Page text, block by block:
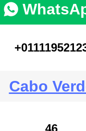
Cabo